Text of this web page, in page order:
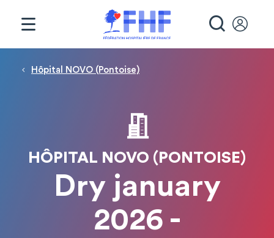
Fil d'Ariane
Hôpital NOVO (Pontoise)
HÔPITAL NOVO (PONTOISE)
Dry january
2026 -
Panneau de gestion des cookies